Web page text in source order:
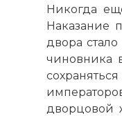
Никогда
Наказание
двора
чиновника
дворцовой